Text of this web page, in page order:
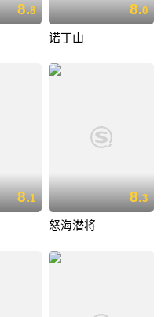
8.8 8.0
诺丁山
8.1 8.3
怒海潜将